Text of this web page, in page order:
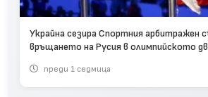
Украйна сезира Спортния арбитражен
връщането на Русия в олимпийското
преди 1 седмица